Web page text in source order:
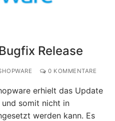
Release
0 KOMMENTARE
erhielt das Update
und somit nicht in
werden kann. Es